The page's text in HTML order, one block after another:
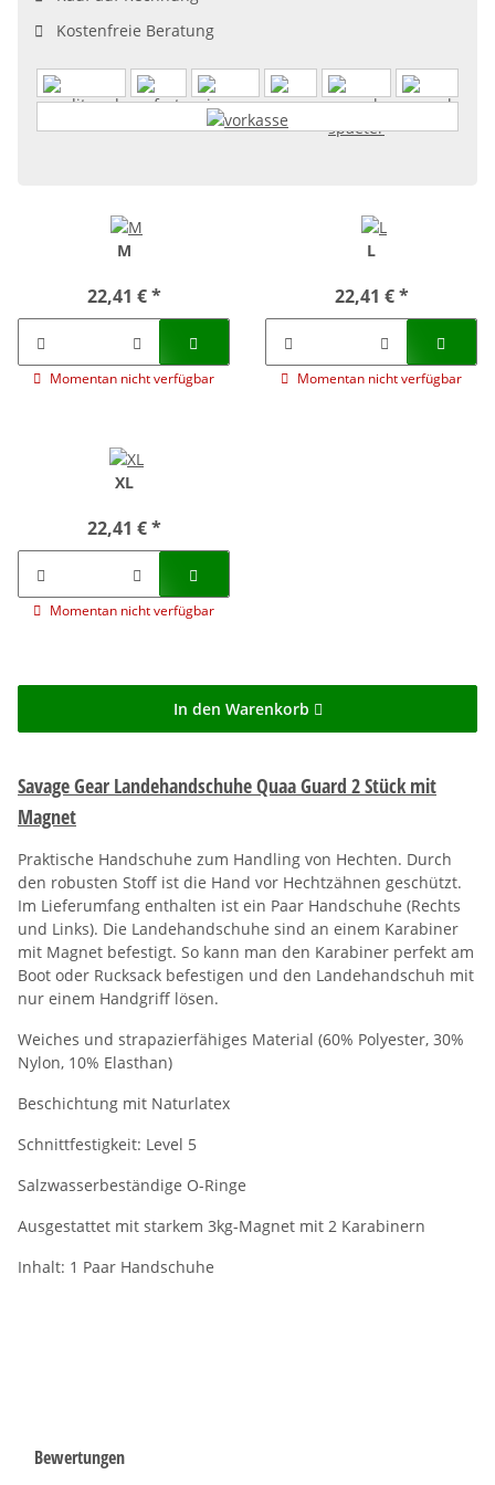
Kostenfreie Beratung
M
22,41 €*
Momentan nicht verfügbar
L
22,41 €*
Momentan nicht verfügbar
XL
22,41 €*
Momentan nicht verfügbar
In den Warenkorb
Savage Gear Landehandschuhe Quaa Guard 2 Stück mit
Magnet
Praktische Handschuhe zum Handling von Hechten. Durch
den robusten Stoff ist die Hand vor Hechtzähnen geschützt.
Im Lieferumfang enthalten ist ein Paar Handschuhe (Rechts
und Links). Die Landehandschuhe sind an einem Karabiner
mit Magnet befestigt. So kann man den Karabiner perfekt am
Boot oder Rucksack befestigen und den Landehandschuh mit
nur einem Handgriff lösen.
Weiches und strapazierfähiges Material (60% Polyester, 30%
Nylon, 10% Elasthan)
Beschichtung mit Naturlatex
Schnittfestigkeit: Level 5
Salzwasserbeständige O-Ringe
Ausgestattet mit starkem 3kg-Magnet mit 2 Karabinern
Inhalt: 1 Paar Handschuhe
Bewertungen